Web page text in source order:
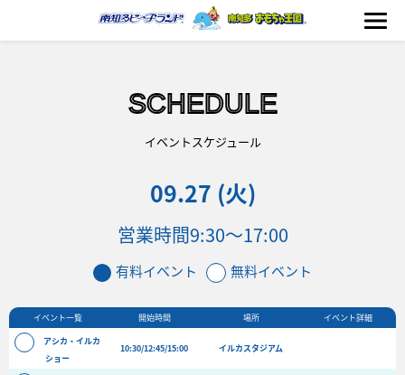
イベント
海の生きもの
おもちゃ王国
SCHEDULE
イベントスケジュール
09.27 (火)
営業時間9:30〜17:00
有料イベント 無料イベント
イベント一覧 開始時間 場所 イベント詳細
アシカ・イルカ
ショー
10:30/12:45/15:00 イルカスタジアム